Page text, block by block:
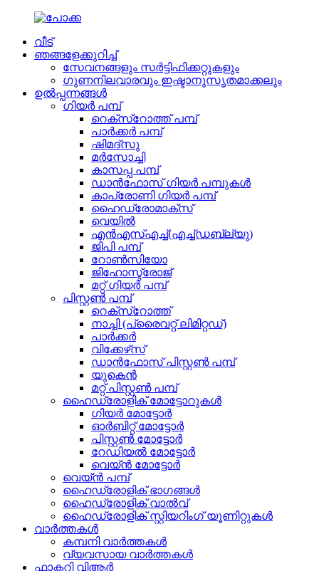
വീട്
ഞങ്ങളേക്കുറിച്ച്
സേവനങ്ങളും സർട്ടിഫിക്കറ്റുകളും
ഗുണനിലവാരവും ഇഷ്ടാനുസൃതമാക്കലും
ഉൽപ്പന്നങ്ങൾ
ഗിയർ പമ്പ്
റെക്സ്‌റോത്ത് പമ്പ്
പാർക്കർ പമ്പ്
ഷിമദ്സു
മർസോച്ചി
കാസപ്പ പമ്പ്
ഡാൻഫോസ് ഗിയർ പമ്പുകൾ
കാപ്രോണി ഗിയർ പമ്പ്
ഹൈഡ്രോമാക്സ്
വെയിൽ
എൻ‌എസ്‌എച്ച്(എച്ച്ഡബ്ല്യു)
ജിപി പമ്പ്
റോൺസിയോ
ജിഹോസ്ട്രോജ്
മറ്റ് ഗിയർ പമ്പ്
പിസ്റ്റൺ പമ്പ്
റെക്സ്റോത്ത്
നാച്ചി (പ്രൈവറ്റ് ലിമിറ്റഡ്)
പാർക്കർ
വിക്കേഴ്‌സ്
ഡാൻഫോസ് പിസ്റ്റൺ പമ്പ്
യുകെൻ
മറ്റ് പിസ്റ്റൺ പമ്പ്
ഹൈഡ്രോളിക് മോട്ടോറുകൾ
ഗിയർ മോട്ടോർ
ഓർബിറ്റ് മോട്ടോർ
പിസ്റ്റൺ മോട്ടോർ
റേഡിയൽ മോട്ടോർ
വെയ്ൻ മോട്ടോർ
വെയ്ൻ പമ്പ്
ഹൈഡ്രോളിക് ഭാഗങ്ങൾ
ഹൈഡ്രോളിക് വാൽവ്
ഹൈഡ്രോളിക് സ്റ്റിയറിംഗ് യൂണിറ്റുകൾ
വാർത്തകൾ
കമ്പനി വാർത്തകൾ
വ്യവസായ വാർത്തകൾ
ഫാക്ടറി വിആർ